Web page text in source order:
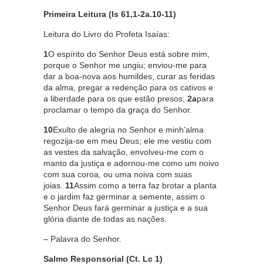
Primeira Leitura (Is 61,1-2a.10-11)
Leitura do Livro do Profeta Isaías:
1O espírito do Senhor Deus está sobre mim,
porque o Senhor me ungiu; enviou-me para
dar a boa-nova aos humildes, curar as feridas
da alma, pregar a redenção para os cativos e
a liberdade para os que estão presos; 2apara
proclamar o tempo da graça do Senhor.
10Exulto de alegria no Senhor e minh’alma
regozija-se em meu Deus; ele me vestiu com
as vestes da salvação, envolveu-me com o
manto da justiça e adornou-me como um noivo
com sua coroa, ou uma noiva com suas
joias. 11Assim como a terra faz brotar a planta
e o jardim faz germinar a semente, assim o
Senhor Deus fará germinar a justiça e a sua
glória diante de todas as nações.
– Palavra do Senhor.
Salmo Responsorial (Ct. Lc 1)